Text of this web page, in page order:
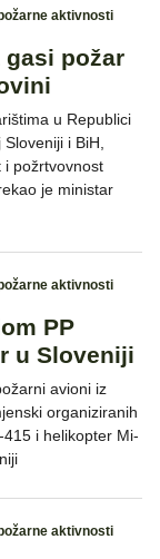
aktivnosti
gasi požar
u Republici
i BiH,
i požrtvovnost
je ministar
aktivnosti
PP
u Sloveniji
avioni iz
organiziranih
i helikopter Mi-
aktivnosti